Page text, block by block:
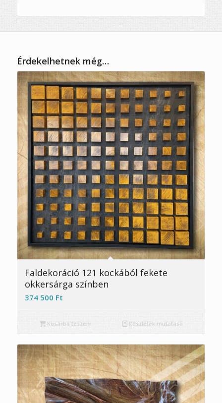
Érdekelhetnek még…
Faldekoráció 121 kockából fekete
okkersárga színben
374 500 Ft
Kosárba teszem Részletek mutatása